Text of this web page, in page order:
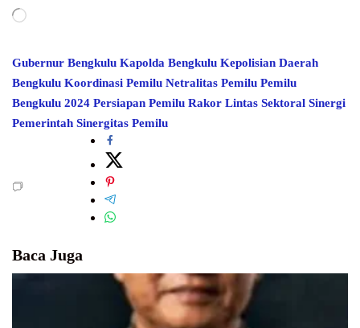
Memuat...
Gubernur Bengkulu Kapolda Bengkulu Kepolisian Daerah
Bengkulu Koordinasi Pemilu Netralitas Pemilu Pemilu
Bengkulu 2024 Persiapan Pemilu Rakor Lintas Sektoral Sinergi
Pemerintah Sinergitas Pemilu
Baca Juga